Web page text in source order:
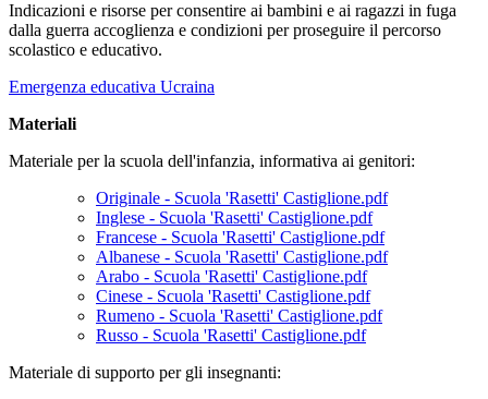
Indicazioni e risorse per consentire ai bambini e ai ragazzi in fuga
dalla guerra accoglienza e condizioni per proseguire il percorso
scolastico e educativo.
Emergenza educativa Ucraina
Materiali
Materiale per la scuola dell'infanzia, informativa ai genitori:
Originale - Scuola 'Rasetti' Castiglione.pdf
Inglese - Scuola 'Rasetti' Castiglione.pdf
Francese - Scuola 'Rasetti' Castiglione.pdf
Albanese - Scuola 'Rasetti' Castiglione.pdf
Arabo - Scuola 'Rasetti' Castiglione.pdf
Cinese - Scuola 'Rasetti' Castiglione.pdf
Rumeno - Scuola 'Rasetti' Castiglione.pdf
Russo - Scuola 'Rasetti' Castiglione.pdf
Materiale di supporto per gli insegnanti: